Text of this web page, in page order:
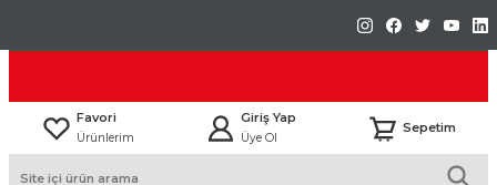
Favori
Ürünlerim
Giriş Yap
Üye Ol
Sepetim